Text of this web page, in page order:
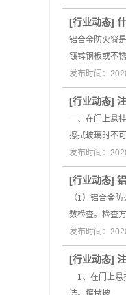
[行业动态]
铝合金防火窗
镀锌钢板或不
发布时间：
[行业动态]
一、在门上悬
擦拭玻璃时不
发布时间：
[行业动态]
（1）铝合金
数检查。检查
发布时间：
[行业动态]
1、在门上悬